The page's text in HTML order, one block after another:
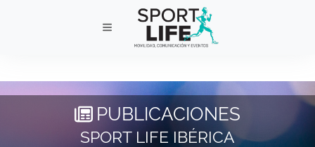
PUBLICACIONES
SPORT LIFE IBÉRICA